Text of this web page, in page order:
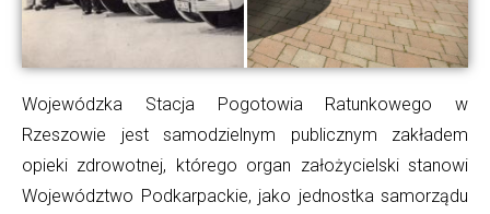
Wojewódzka Stacja Pogotowia Ratunkowego w
Rzeszowie jest samodzielnym publicznym zakładem
opieki zdrowotnej, którego organ założycielski stanowi
Województwo Podkarpackie, jako jednostka samorządu